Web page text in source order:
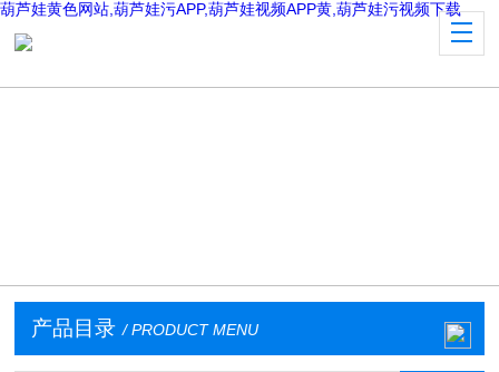
葫芦娃黄色网站,葫芦娃污APP,葫芦娃视频APP黄,葫芦娃污视频下载
产品目录 / PRODUCT MENU